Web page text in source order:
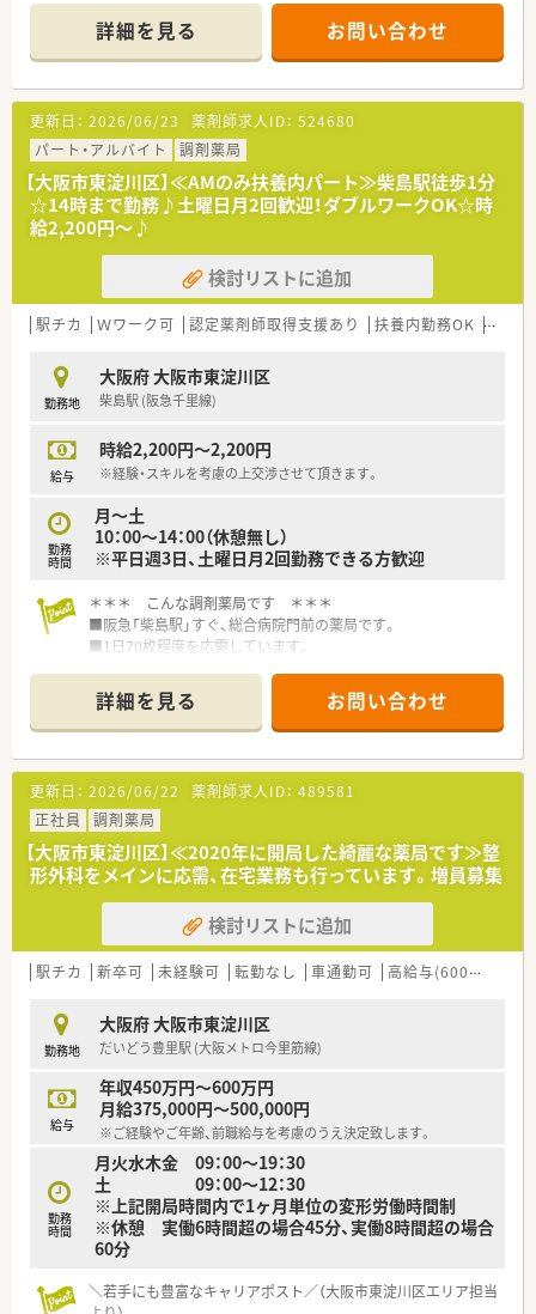
<こんな方を求めています>
■しっかりと在宅業務を学びたい方
■チャレンジ精神のある方
＊＊＊ こんな会社です ＊＊＊
◆大阪・兵庫を中心に、地域に信頼されるかかりつけ薬局を展開
しています。
◆経験豊富な薬剤師を揃え、大学病院・官公立病院など、大型総
合病院からの処方箋を多く取り扱います。
詳細を見る お問い合わせ
更新日： 2026/06/23 薬剤師求人ID： 524680
パート・アルバイト
調剤薬局
【大阪市東淀川区】≪AMのみ扶養内パート≫柴島駅徒歩1分
☆14時まで勤務♪土曜日月2回歓迎！ダブルワークOK☆時
給2,200円～♪
検討リストに追加
駅チカ Ｗワーク可 認定薬剤師取得支援あり 扶養内勤務OK 教育
勤務地
大阪府 大阪市東淀川区
柴島駅 (阪急千里線)
給与
時給2,200円～2,200円
※経験・スキルを考慮の上交渉させて頂きます。
勤務
時間
月～土
10：00～14：00（休憩無し）
※平日週3日、土曜日月2回勤務できる方歓迎
＊＊＊ こんな調剤薬局です ＊＊＊
■阪急「柴島駅」すぐ、総合病院門前の薬局です。
■1日70枚程度を応需しています。
＊＊＊ こんな会社です ＊＊＊
◆大阪・兵庫を中心に、地域に信頼されるかかりつけ薬局を展開
しています。
◆経験豊富な薬剤師を揃え、大学病院・官公立病院など、大型総
合病院からの処方箋を多く取り扱います。
詳細を見る お問い合わせ
更新日： 2026/06/22 薬剤師求人ID： 489581
正社員
調剤薬局
【大阪市東淀川区】≪2020年に開局した綺麗な薬局です≫整
形外科をメインに応需、在宅業務も行っています。増員募集
検討リストに追加
駅チカ 新卒可 未経験可 転勤なし 車通勤可 高給与(600万円以上)
勤務地
大阪府 大阪市東淀川区
だいどう豊里駅 (大阪メトロ今里筋線)
給与
年収450万円～600万円
月給375,000円～500,000円
※ご経験やご年齢、前職給与を考慮のうえ決定致します。
勤務
時間
月火水木金 09：00～19：30
土 09：00～12：30
※上記開局時間内で1ヶ月単位の変形労働時間制
※休憩 実働6時間超の場合45分、実働8時間超の場合
60分
＼若手にも豊富なキャリアポスト／（大阪市東淀川区エリア担当